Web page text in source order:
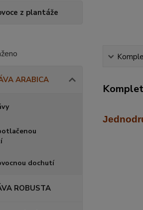
z plantáže
ARABICA
dochutí
ROBUSTA